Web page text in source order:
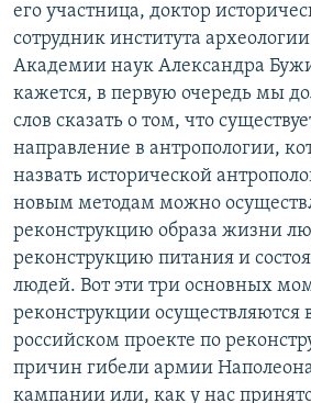
его участница, доктор
сотрудник института
Академии наук Александра
кажется, в первую очередь мы
слов сказать о том, что
направление в антропологии,
назвать исторической
новым методам можно
реконструкцию образа жизни
реконструкцию питания и
людей. Вот эти три основных
реконструкции осуществляются
российском проекте по
причин гибели армии
кампании или, как у нас